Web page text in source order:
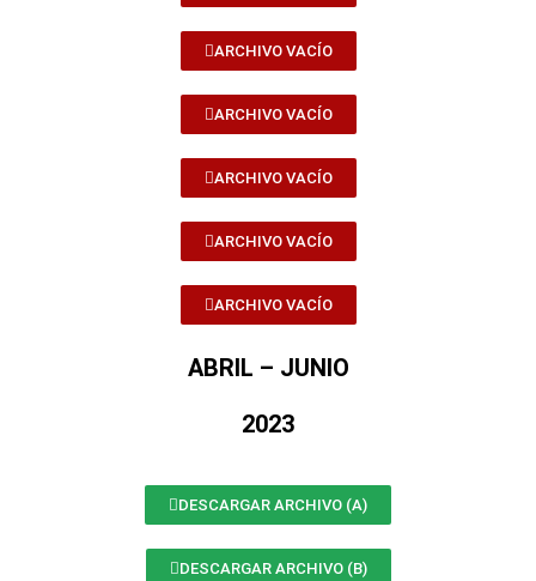
ARCHIVO VACÍO
ARCHIVO VACÍO
ARCHIVO VACÍO
ARCHIVO VACÍO
ARCHIVO VACÍO
ABRIL – JUNIO
2023
DESCARGAR ARCHIVO (A)
DESCARGAR ARCHIVO (B)